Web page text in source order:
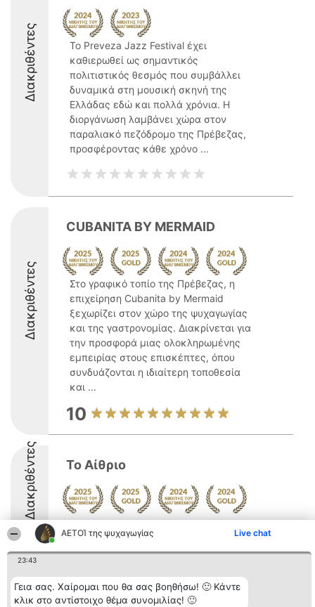
ΑΕΤΟΊ της ψυχαγωγίας Live chat
23:43
Γεια σας. Χαίρομαι που θα σας βοηθήσω! 🙂 Κάντε
κλικ στο αντίστοιχο θέμα συνομιλίας! 🙂
Διακριθέντες
Το Preveza Jazz Festival έχει
καθιερωθεί ως σημαντικός
πολιτιστικός θεσμός που συμβάλλει
δυναμικά στη μουσική σκηνή της
Ελλάδας εδώ και πολλά χρόνια. Η
διοργάνωση λαμβάνει χώρα στον
παραλιακό πεζόδρομο της Πρέβεζας,
προσφέροντας κάθε χρόνο ...
Διακριθέντες
CUBANITA BY MERMAID
Στο γραφικό τοπίο της Πρέβεζας, η
επιχείρηση Cubanita by Mermaid
ξεχωρίζει στον χώρο της ψυχαγωγίας
και της γαστρονομίας. Διακρίνεται για
την προσφορά μιας ολοκληρωμένης
εμπειρίας στους επισκέπτες, όπου
συνδυάζονται η ιδιαίτερη τοποθεσία
και ...
10
Διακριθέντες Το Αίθριο
9.8
Διοργανωτής της
κατάταξης
BEAUTIFUL COMPANY
Κατάταξη
Διακριθέντες
Λίστα όλων
Επικοινωνία
Επικοινωνία